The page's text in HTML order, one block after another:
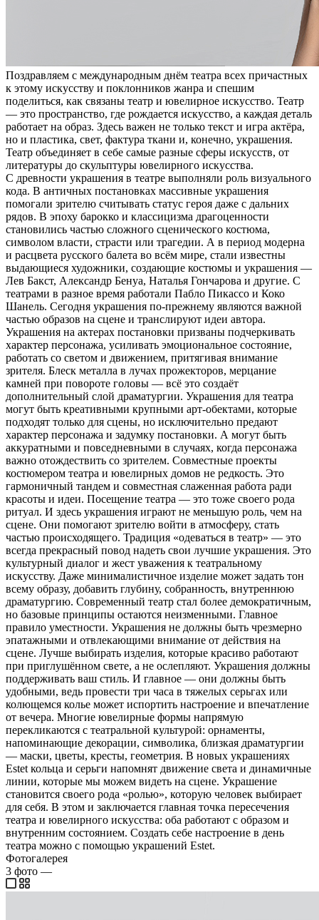
Поздравляем с международным днём театра всех причастных
к этому искусству и поклонников жанра и спешим
поделиться, как связаны театр и ювелирное искусство. Театр
— это пространство, где рождается искусство, а каждая деталь
работает на образ. Здесь важен не только текст и игра актёра,
но и пластика, свет, фактура ткани и, конечно, украшения.
Театр объединяет в себе самые разные сферы искусств, от
литературы до скульптуры ювелирного искусства.
С древности украшения в театре выполняли роль визуального
кода. В античных постановках массивные украшения
помогали зрителю считывать статус героя даже с дальних
рядов. В эпоху барокко и классицизма драгоценности
становились частью сложного сценического костюма,
символом власти, страсти или трагедии. А в период модерна
и расцвета русского балета во всём мире, стали известны
выдающиеся художники, создающие костюмы и украшения —
Лев Бакст, Александр Бенуа, Наталья Гончарова и другие. С
театрами в разное время работали Пабло Пикассо и Коко
Шанель. Сегодня украшения по-прежнему являются важной
частью образов на сцене и транслируют идеи автора.
Украшения на актерах постановки призваны подчеркивать
характер персонажа, усиливать эмоциональное состояние,
работать со светом и движением, притягивая внимание
зрителя. Блеск металла в лучах прожекторов, мерцание
камней при повороте головы — всё это создаёт
дополнительный слой драматургии. Украшения для театра
могут быть креативными крупными арт-обектами, которые
подходят только для сцены, но исключительно предают
характер персонажа и задумку постановки. А могут быть
аккуратными и повседневными в случаях, когда персонажа
важно отождествить со зрителем. Совместные проекты
костюмером театра и ювелирных домов не редкость. Это
гармоничный тандем и совместная слаженная работа ради
красоты и идеи. Посещение театра — это тоже своего рода
ритуал. И здесь украшения играют не меньшую роль, чем на
сцене. Они помогают зрителю войти в атмосферу, стать
частью происходящего. Традиция «одеваться в театр» — это
всегда прекрасный повод надеть свои лучшие украшения. Это
культурный диалог и жест уважения к театральному
искусству. Даже минималистичное изделие может задать тон
всему образу, добавить глубину, собранность, внутреннюю
драматургию. Современный театр стал более демократичным,
но базовые принципы остаются неизменными. Главное
правило уместности. Украшения не должны быть чрезмерно
эпатажными и отвлекающими внимание от действия на
сцене. Лучше выбирать изделия, которые красиво работают
при приглушённом свете, а не ослепляют. Украшения должны
поддерживать ваш стиль. И главное — они должны быть
удобными, ведь провести три часа в тяжелых серьгах или
колющемся колье может испортить настроение и впечатление
от вечера. Многие ювелирные формы напрямую
перекликаются с театральной культурой: орнаменты,
напоминающие декорации, символика, близкая драматургии
— маски, цветы, кресты, геометрия. В новых украшениях
Estet кольца и серьги напомнят движение света и динамичные
линии, которые мы можем видеть на сцене. Украшение
становится своего рода «ролью», которую человек выбирает
для себя. В этом и заключается главная точка пересечения
театра и ювелирного искусства: оба работают с образом и
внутренним состоянием. Создать себе настроение в день
театра можно с помощью украшений Estet.
Фотогалерея
3 фото —